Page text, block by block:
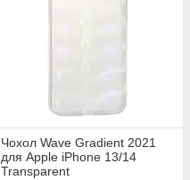
Чохол Wave Gradient 2021
для Apple iPhone 13/14
Transparent